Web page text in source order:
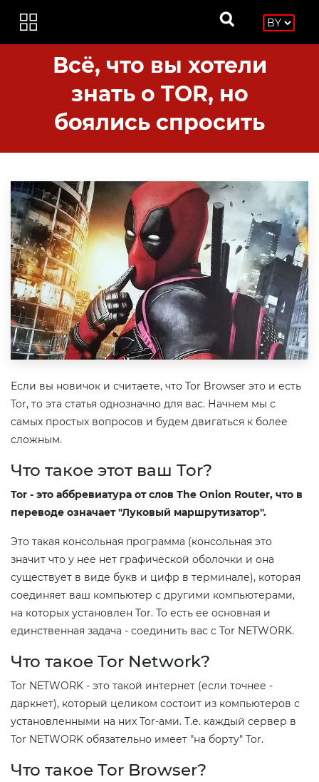
Всё, что вы хотели
знать о TOR, но
боялись спросить
Если вы новичок и считаете, что Tor Browser это и есть
Tor, то эта статья однозначно для вас. Начнем мы с
самых простых вопросов и будем двигаться к более
сложным.
Что такое этот ваш Tor?
Tor - это аббревиатура от слов The Onion Router, что в
переводе означает "Луковый маршрутизатор".
Это такая консольная программа (консольная это
значит что у нее нет графической оболочки и она
существует в виде букв и цифр в терминале), которая
соединяет ваш компьютер с другими компьютерами,
на которых установлен Tor. То есть ее основная и
единственная задача - соединить вас с Tor NETWORK.
Что такое Tor Network?
Tor NETWORK - это такой интернет (если точнее -
даркнет), который целиком состоит из компьютеров с
установленными на них Tor-ами. Т.е. каждый сервер в
Tor NETWORK обязательно имеет "на борту" Tor.
Что такое Tor Browser?